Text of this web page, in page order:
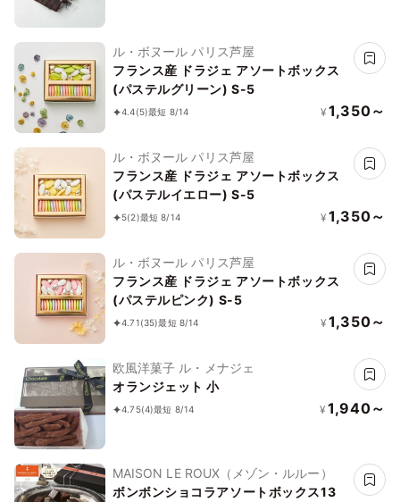
ル・ボヌール パリス芦屋
フランス産 ドラジェ アソートボックス
(パステルグリーン) S-5
4.4(5)最短 8/14 ¥ 1,350～
ル・ボヌール パリス芦屋
フランス産 ドラジェ アソートボックス
(パステルイエロー) S-5
5(2)最短 8/14 ¥ 1,350～
ル・ボヌール パリス芦屋
フランス産 ドラジェ アソートボックス
(パステルピンク) S-5
4.71(35)最短 8/14 ¥ 1,350～
欧風洋菓子 ル・メナジェ
オランジェット 小
4.75(4)最短 8/14 ¥ 1,940～
MAISON LE ROUX（メゾン・ルルー）
ボンボンショコラアソートボックス13